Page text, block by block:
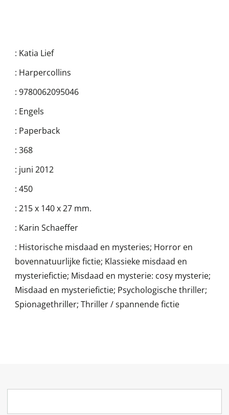
: Katia Lief
: Harpercollins
: 9780062095046
: Engels
: Paperback
: 368
: juni 2012
: 450
: 215 x 140 x 27 mm.
: Karin Schaeffer
: Historische misdaad en mysteries; Horror en
bovennatuurlijke fictie; Klassieke misdaad en
mysteriefictie; Misdaad en mysterie: cosy mysterie;
Misdaad en mysteriefictie; Psychologische thriller;
Spionagethriller; Thriller / spannende fictie